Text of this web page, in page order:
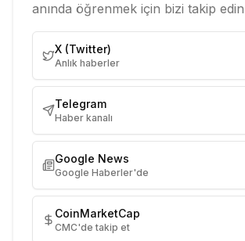
anında öğrenmek için bizi takip
X (Twitter)
Anlık haberler
Telegram
Haber kanalı
Google News
Google Haberler'de
CoinMarketCap
CMC'de takip et